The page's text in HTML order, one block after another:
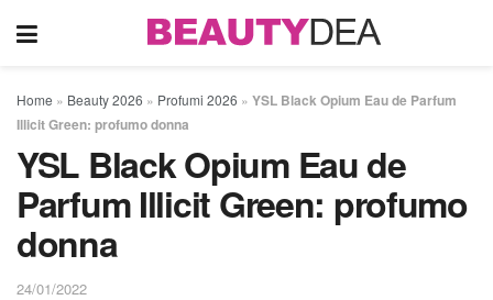
Home » Beauty 2026 » Profumi 2026 » YSL Black Opium Eau de Parfum
Illicit Green: profumo donna
YSL Black Opium Eau de
Parfum Illicit Green: profumo
donna
24/01/2022